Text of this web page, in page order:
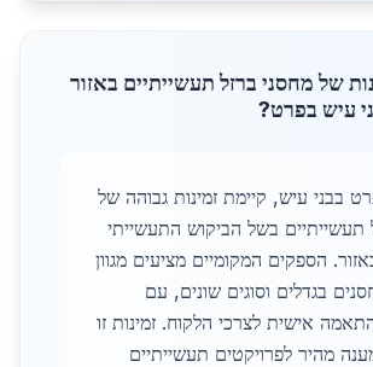
של מחסני ברזל תעשייתיים באזור
עיש בפרט?
בבני עיש, קיימת זמינות גבוהה של
תעשייתיים בשל הביקוש התעשייתי
הספקים המקומיים מציעים מגוון
בגדלים וסוגים שונים, עם
אישית לצרכי הלקוח. זמינות זו
מהיר לפרויקטים תעשייתיים